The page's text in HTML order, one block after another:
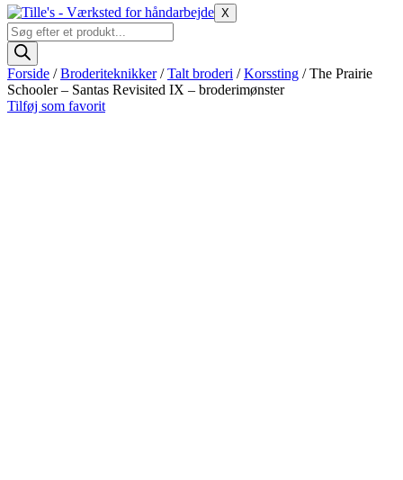
X
Products
search
Forside /Broderiteknikker/Talt broderi /Korssting / The Prairie
Schooler – Santas Revisited IX – broderimønster
Tilføj som favorit